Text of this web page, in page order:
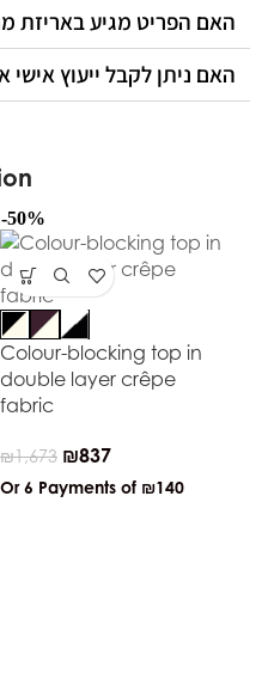
האם הפריט מגיע באריזת
האם ניתן לקבל ייעוץ אישי
-50%
Colour-blocking top in
double layer crêpe
fabric
₪1,673 ₪837
Or 6 Payments of ₪140